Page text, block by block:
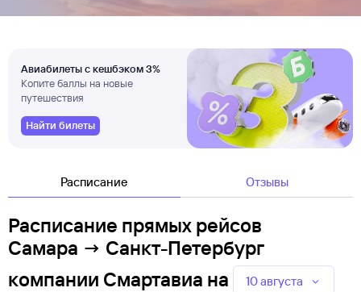
Авиабилеты с кешбэком 3%
Копите баллы на новые
путешествия
Найти билеты
Расписание Отзывы
Расписание прямых рейсов
Самара → Санкт-Петербург
компании Смартавиа на 10 августа